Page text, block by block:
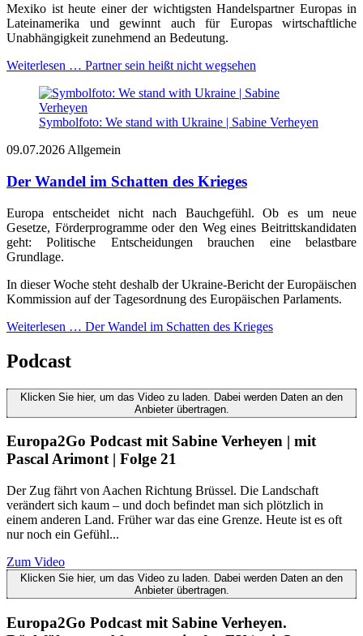
Mexiko ist heute einer der wichtigsten Handelspartner Europas in
Lateinamerika und gewinnt auch für Europas wirtschaftliche
Unabhängigkeit zunehmend an Bedeutung.
Weiterlesen … Partner sein heißt nicht wegsehen
Symbolfoto: We stand with Ukraine | Sabine Verheyen
09.07.2026 Allgemein
Der Wandel im Schatten des Krieges
Europa entscheidet nicht nach Bauchgefühl. Ob es um neue
Gesetze, Förderprogramme oder den Weg eines Beitrittskandidaten
geht: Politische Entscheidungen brauchen eine belastbare
Grundlage.
In dieser Woche steht deshalb der Ukraine-Bericht der Europäischen
Kommission auf der Tagesordnung des Europäischen Parlaments.
Weiterlesen … Der Wandel im Schatten des Krieges
Podcast
Klicken Sie hier, um das Video zu laden. Dabei werden Daten an den
Anbieter übertragen.
Europa2Go Podcast mit Sabine Verheyen | mit
Pascal Arimont | Folge 21
Der Zug fährt von Aachen Richtung Brüssel. Die Landschaft
verändert sich kaum – und doch befindet man sich plötzlich in
einem anderen Land. Früher war das eine Grenze. Heute ist es oft
nur noch ein Gefühl...
Zum Video
Klicken Sie hier, um das Video zu laden. Dabei werden Daten an den
Anbieter übertragen.
Europa2Go Podcast mit Sabine Verheyen.